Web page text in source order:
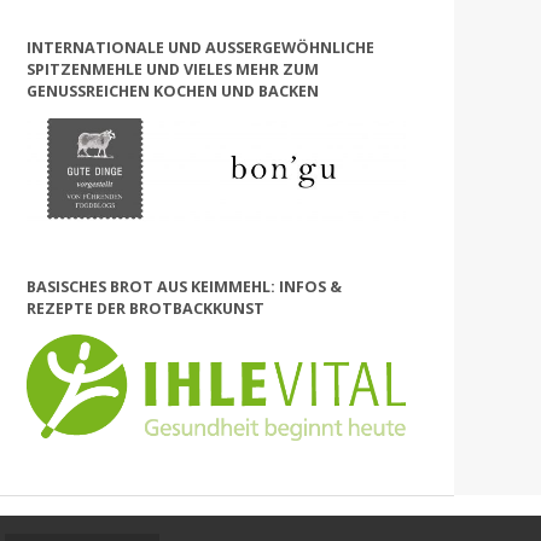
INTERNATIONALE UND AUSSERGEWÖHNLICHE S
PITZENMEHLE UND VIELES MEHR ZUM G
ENUSSREICHEN KOCHEN UND BACKEN
BASISCHES BROT AUS KEIMMEHL: INFOS &
REZEPTE DER BROTBACKKUNST